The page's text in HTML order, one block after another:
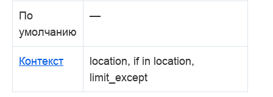
По
умолчанию
—
Контекст
location, if in location,
limit_except